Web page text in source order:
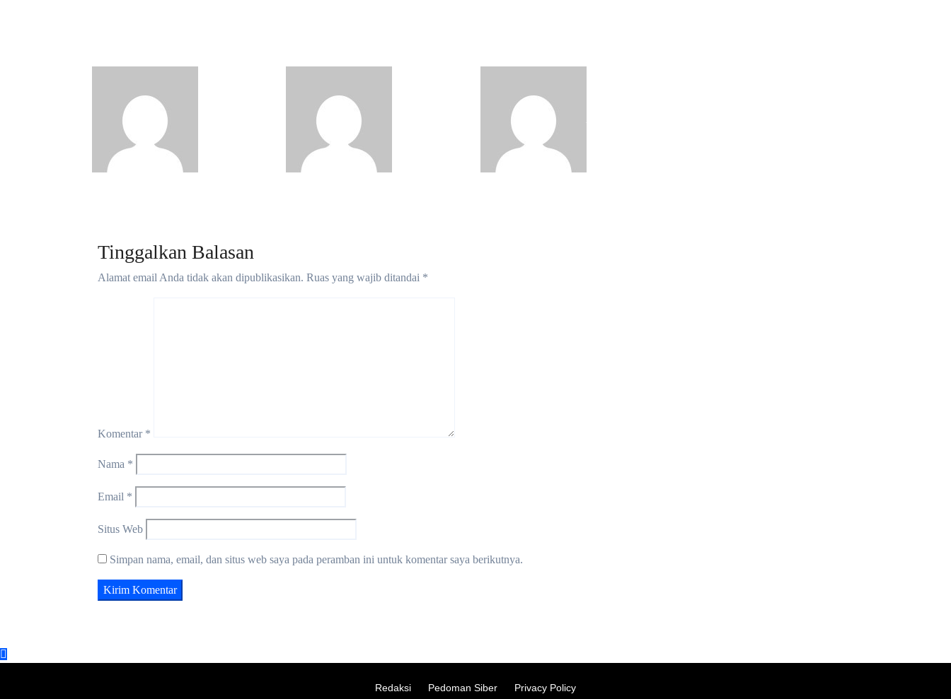
Tinggalkan Balasan
Alamat email Anda tidak akan dipublikasikan. Ruas yang wajib ditandai *
Komentar *
Nama *
Email *
Situs Web
Simpan nama, email, dan situs web saya pada peramban ini untuk komentar saya berikutnya.
Redaksi Pedoman Siber Privacy Policy